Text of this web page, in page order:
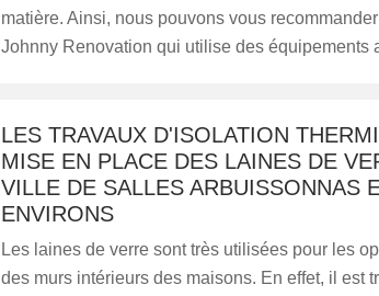
matière. Ainsi, nous pouvons vous
Johnny Renovation qui utilise des équipements
LES TRAVAUX D'ISOLATION
MISE EN PLACE DES LAINES DE
VILLE DE SALLES ARBUISSONNAS
ENVIRONS
Les laines de verre sont très utilisées pour les
des murs intérieurs des maisons. En effet, il est